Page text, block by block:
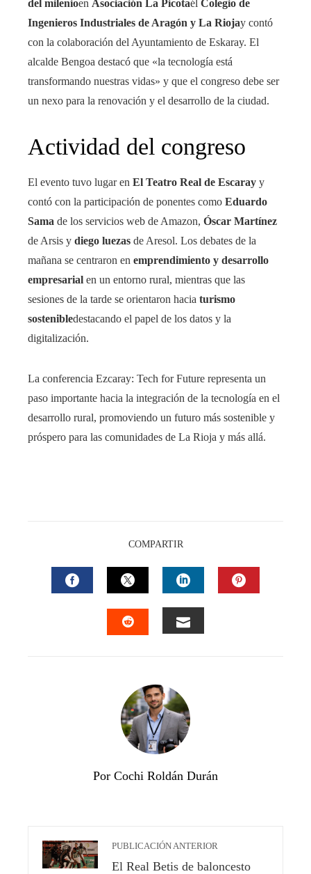
del milenioen Asociación La Picotaél Colegio de
Ingenieros Industriales de Aragón y La Riojay contó
con la colaboración del Ayuntamiento de Eskaray. El
alcalde Bengoa destacó que «la tecnología está
transformando nuestras vidas» y que el congreso debe ser
un nexo para la renovación y el desarrollo de la ciudad.
Actividad del congreso
El evento tuvo lugar en El Teatro Real de Escaray y
contó con la participación de ponentes como Eduardo
Sama de los servicios web de Amazon, Óscar Martínez
de Arsis y diego luezas de Aresol. Los debates de la
mañana se centraron en emprendimiento y desarrollo
empresarial en un entorno rural, mientras que las
sesiones de la tarde se orientaron hacia turismo
sostenibledestacando el papel de los datos y la
digitalización.
La conferencia Ezcaray: Tech for Future representa un
paso importante hacia la integración de la tecnología en el
desarrollo rural, promoviendo un futuro más sostenible y
próspero para las comunidades de La Rioja y más allá.
COMPARTIR
FACEBOOKTWITTERLINKEDIN
Por Cochi Roldán Durán
PUBLICACIÓN ANTERIOR
El Real Betis de baloncesto